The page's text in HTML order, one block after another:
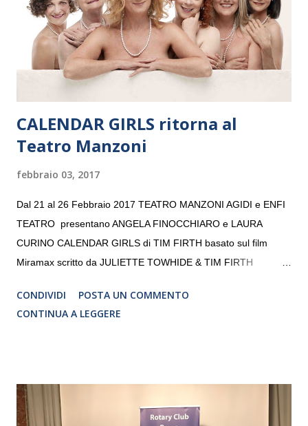
giovani artisti della Baltic Sea Youth Philharmonic per la quarta
volta. L’orchestra, fondata nel 2008 da Kristjan Järvi (affiancato
da un prestigioso consiglio di consulent...
CALENDAR GIRLS ritorna al
Teatro Manzoni
febbraio 03, 2017
Dal 21 al 26 Febbraio 2017 TEATRO MANZONI AGIDI e ENFI
TEATRO presentano ANGELA FINOCCHIARO e LAURA
CURINO CALENDAR GIRLS di TIM FIRTH basato sul film
Miramax scritto da JULIETTE TOWHIDE & TIM FIRTH
CRISTINA PEZZOLI
CONDIVIDI
POSTA UN COMMENTO
CONTINUA A LEGGERE